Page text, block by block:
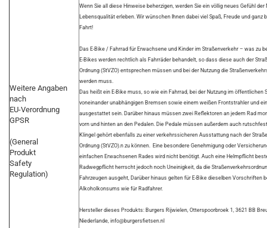
Weitere Angaben
nach
EU-Verordnung
GPSR
(General
Produkt
Safety
Regulation)
Wenn Sie all diese Hinweise beherzigen, werden Sie ein völlig neues Gefühl
Lebensqualität erleben. Wir wünschen Ihnen dabei viel Spaß, Freude und ganz
Fahrt!
Das E-Bike / Fahrrad für Erwachsene und Kinder im Straßenverkehr – was zu
E-Bikes werden rechtlich als Fahrräder behandelt, so dass diese auch der
Ordnung (StVZO) entsprechen müssen und bei der Nutzung die
werden muss.
Das heißt ein E-Bike muss, so wie ein Fahrrad, bei der Nutzung im öffentlichen
voneinander unabhängigen Bremsen sowie einem weißen Frontstrahler und
ausgestattet sein. Darüber hinaus müssen zwei Reflektoren an jedem Rad
vorn und hinten an den Pedalen. Die Pedale müssen außerdem auch
Klingel gehört ebenfalls zu einer verkehrssicheren Ausstattung nach der
Ordnung (StVZO).n zu können. Eine besondere Genehmigung oder
einfachen Erwachsenen Rades wird nicht benötigt. Auch eine Helmpflicht
Radwegpflicht herrscht jedoch noch Uneinigkeit, da die
Fahrzeugen ausgeht, Darüber hinaus gelten für E-Bike dieselben Vorschriften
Alkoholkonsums wie für Radfahrer.
Hersteller dieses Produkts: Burgers Rijwielen, Otterspoorbroek 1, 3621 BB
Niederlande, info@burgersfietsen.nl